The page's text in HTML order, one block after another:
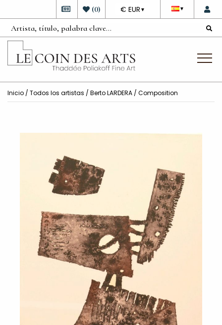
▼
DEVISE
€ EUR ▼
(0)
Inicio / Todos los artistas / Berto LARDERA / Composition